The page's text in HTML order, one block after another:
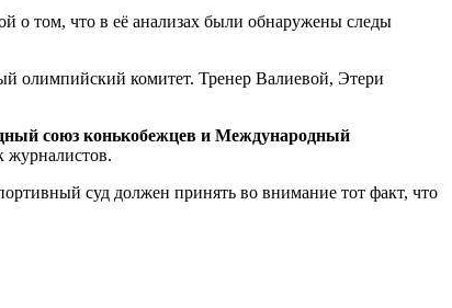
о том, что в её анализах были обнаружены следы
олимпийский комитет. Тренер Валиевой, Этери
союз конькобежцев и Международный
журналистов.
суд должен принять во внимание тот факт, что